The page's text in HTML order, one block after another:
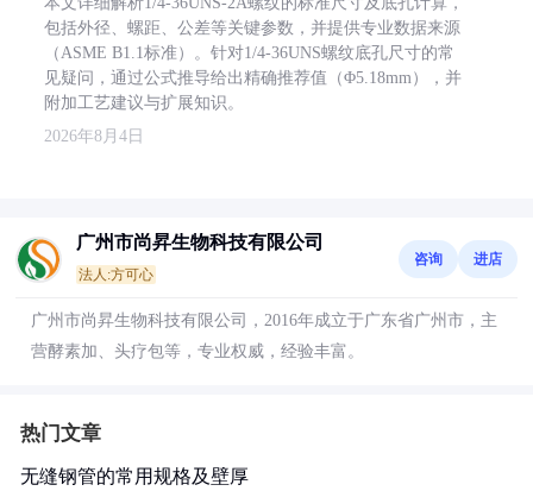
包括外径、螺距、公差等关键参数，并提供专业数据来源
（ASME B1.1标准）。针对1/4-36UNS螺纹底孔尺寸的常
见疑问，通过公式推导给出精确推荐值（Φ5.18mm），并
附加工艺建议与扩展知识。
2026年8月4日
广州市尚昇生物科技有限公司
法人:方可心
咨询 进店
广州市尚昇生物科技有限公司，2016年成立于广东省广州市，主
营酵素加、头疗包等，专业权威，经验丰富。
热门文章
无缝钢管的常用规格及壁厚